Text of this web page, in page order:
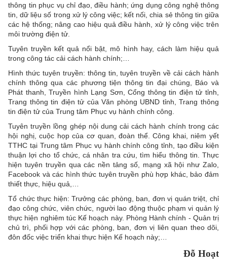
thông tin phục vụ chỉ đạo, điều hành; ứng dụng công nghệ thông
tin, dữ liệu số trong xử lý công việc; kết nối, chia sẻ thông tin giữa
các hệ thống; nâng cao hiệu quả điều hành, xử lý công việc trên
môi trường điện tử.
Tuyên truyền kết quả nổi bật, mô hình hay, cách làm hiệu quả
trong công tác cải cách hành chính;…
Hình thức tuyên truyền: thông tin, tuyên truyền về cải cách hành
chính thông qua các phương tiện thông tin đại chúng, Báo và
Phát thanh, Truyền hình Lạng Sơn, Cổng thông tin điện tử tỉnh,
Trang thông tin điện tử của Văn phòng UBND tỉnh, Trang thông
tin điện tử của Trung tâm Phục vụ hành chính công.
Tuyên truyền lồng ghép nội dung cải cách hành chính trong các
hội nghị, cuộc họp của cơ quan, đoàn thể. Công khai, niêm yết
TTHC tại Trung tâm Phục vụ hành chính công tỉnh, tạo điều kiện
thuận lợi cho tổ chức, cá nhân tra cứu, tìm hiểu thông tin. Thực
hiện tuyên truyền qua các nền tảng số, mạng xã hội như Zalo,
Facebook và các hình thức tuyên truyền phù hợp khác, bảo đảm
thiết thực, hiệu quả,…
Tổ chức thực hiện: Trưởng các phòng, ban, đơn vị quán triệt, chỉ
đạo công chức, viên chức, người lao động thuộc phạm vi quản lý
thực hiện nghiêm túc Kế hoạch này. Phòng Hành chính - Quản trị
chủ trì, phối hợp với các phòng, ban, đơn vị liên quan theo dõi,
đôn đốc việc triển khai thực hiện Kế hoạch này;…
Đỗ Hoạt